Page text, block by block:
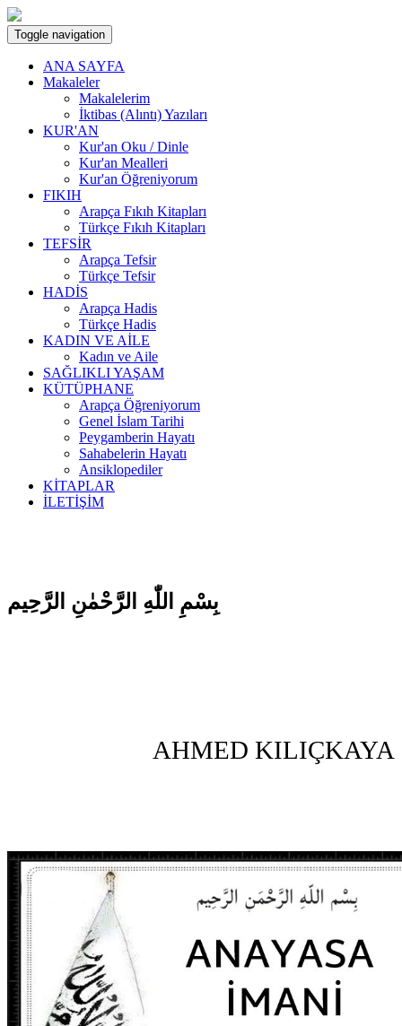
Toggle navigation
ANA SAYFA
Makaleler
Makalelerim
İktibas (Alıntı) Yazıları
KUR'AN
Kur'an Oku / Dinle
Kur'an Mealleri
Kur'an Öğreniyorum
FIKIH
Arapça Fıkıh Kitapları
Türkçe Fıkıh Kitapları
TEFSİR
Arapça Tefsir
Türkçe Tefsir
HADİS
Arapça Hadis
Türkçe Hadis
KADIN VE AİLE
Kadın ve Aile
SAĞLIKLI YAŞAM
KÜTÜPHANE
Arapça Öğreniyorum
Genel İslam Tarihi
Peygamberin Hayatı
Sahabelerin Hayatı
Ansiklopediler
KİTAPLAR
İLETİŞİM
بِسْمِ اللّٰهِ الرَّحْمٰنِ الرَّحِيم
AHMED KILIÇKAYA